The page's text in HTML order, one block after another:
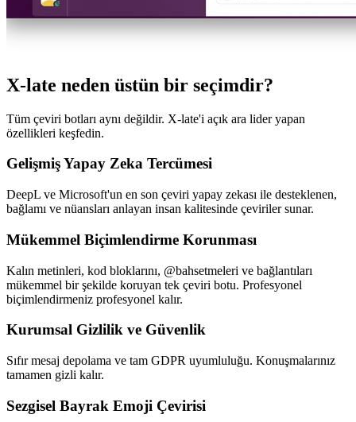
X-late neden üstün bir seçimdir?
Tüm çeviri botları aynı değildir. X-late'i açık ara lider yapan
özellikleri keşfedin.
Gelişmiş Yapay Zeka Tercümesi
DeepL ve Microsoft'un en son çeviri yapay zekası ile desteklenen,
bağlamı ve nüansları anlayan insan kalitesinde çeviriler sunar.
Mükemmel Biçimlendirme Korunması
Kalın metinleri, kod bloklarını, @bahsetmeleri ve bağlantıları
mükemmel bir şekilde koruyan tek çeviri botu. Profesyonel
biçimlendirmeniz profesyonel kalır.
Kurumsal Gizlilik ve Güvenlik
Sıfır mesaj depolama ve tam GDPR uyumluluğu. Konuşmalarınız
tamamen gizli kalır.
Sezgisel Bayrak Emoji Çevirisi